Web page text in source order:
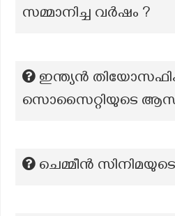
സമ്മാനിച്ച വർഷം ?
ഇന്ത്യൻ
സൊസൈറ്റിയുടെ
ചെമ്മീൻ